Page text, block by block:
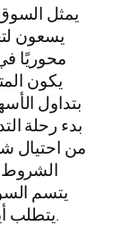
يمثل
يسعون
محوريًا
يكون
بتداول
بدء رحلة
من احتيال
الشروط
يتسم
يتطلب أيضًا حرصًا وتفهمًا للمخاطر المحتملة.